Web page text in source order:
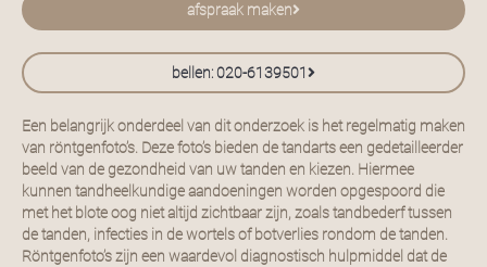
afspraak maken
bellen: 020-6139501
Een belangrijk onderdeel van dit onderzoek is het regelmatig maken
van röntgenfoto’s. Deze foto’s bieden de tandarts een gedetailleerder
beeld van de gezondheid van uw tanden en kiezen. Hiermee
kunnen tandheelkundige aandoeningen worden opgespoord die
met het blote oog niet altijd zichtbaar zijn, zoals tandbederf tussen
de tanden, infecties in de wortels of botverlies rondom de tanden.
Röntgenfoto’s zijn een waardevol diagnostisch hulpmiddel dat de